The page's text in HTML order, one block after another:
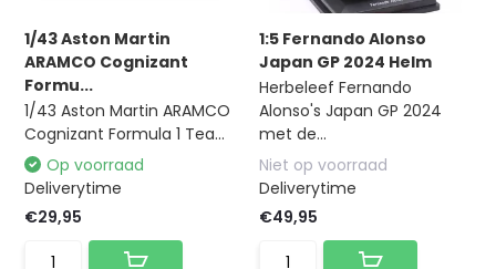
1/43 Aston Martin
ARAMCO Cognizant
Formu...
1/43 Aston Martin ARAMCO
Cognizant Formula 1 Tea...
Op voorraad
Deliverytime
€29,95
1:5 Fernando Alonso
Japan GP 2024 Helm
Herbeleef Fernando
Alonso's Japan GP 2024
met de...
Niet op voorraad
Deliverytime
€49,95